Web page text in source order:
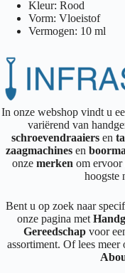
Kleur: Rood
Vorm: Vloeistof
Vermogen: 10 ml
In onze webshop vindt u
variërend van
schroevendraaiersen
zaagmachines en
onzemerkenom ervoor
hoogste
Bent u op zoek naar
onze pagina met
Gereedschapvoor
assortiment. Of lees